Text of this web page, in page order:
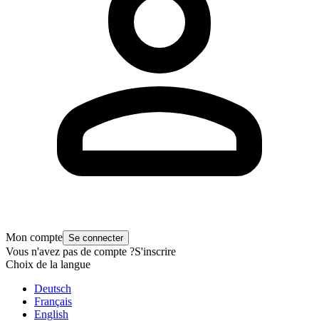
Mon compte Se connecter
Vous n'avez pas de compte ?S'inscrire
Choix de la langue
Deutsch
Français
English